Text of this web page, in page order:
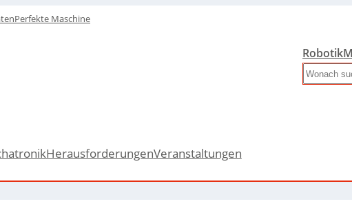
Perfekte Maschine
Robotik
Search
HerausforderungenVeranstaltungen